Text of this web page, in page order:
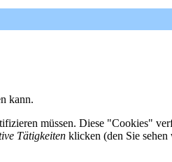
kann.
müssen. Diese "Cookies"
Tätigkeiten klicken (den Sie